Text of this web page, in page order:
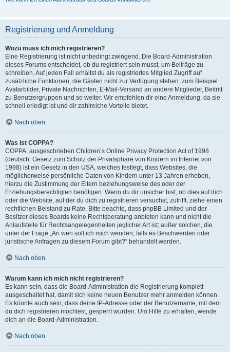
Registrierung und Anmeldung
Wozu muss ich mich registrieren?
Eine Registrierung ist nicht unbedingt zwingend. Die Board-Administration
dieses Forums entscheidet, ob du registriert sein musst, um Beiträge zu
schreiben. Auf jeden Fall erhältst du als registriertes Mitglied Zugriff auf
zusätzliche Funktionen, die Gästen nicht zur Verfügung stehen: zum Beispiel
Avatarbilder, Private Nachrichten, E-Mail-Versand an andere Mitglieder, Beitritt
zu Benutzergruppen und so weiter. Wir empfehlen dir eine Anmeldung, da sie
schnell erledigt ist und dir zahlreiche Vorteile bietet.
Nach oben
Was ist COPPA?
COPPA, ausgeschrieben Children’s Online Privacy Protection Act of 1998
(deutsch: Gesetz zum Schutz der Privatsphäre von Kindern im Internet von
1998) ist ein Gesetz in den USA, welches festlegt, dass Websites, die
möglicherweise persönliche Daten von Kindern unter 13 Jahren erheben,
hierzu die Zustimmung der Eltern beziehungsweise des oder der
Erziehungsberechtigten benötigen. Wenn du dir unsicher bist, ob dies auf dich
oder die Website, auf der du dich zu registrieren versuchst, zutrifft, ziehe einen
rechtlichen Beistand zu Rate. Bitte beachte, dass phpBB Limited und der
Besitzer dieses Boards keine Rechtsberatung anbieten kann und nicht die
Anlaufstelle für Rechtsangelegenheiten jeglicher Art ist; außer solchen, die
unter der Frage „An wen soll ich mich wenden, falls es Beschwerden oder
juristische Anfragen zu diesem Forum gibt?“ behandelt werden.
Nach oben
Warum kann ich mich nicht registrieren?
Es kann sein, dass die Board-Administration die Registrierung komplett
ausgeschaltet hat, damit sich keine neuen Benutzer mehr anmelden können.
Es könnte auch sein, dass deine IP-Adresse oder der Benutzername, mit dem
du dich registrieren möchtest, gesperrt wurden. Um Hilfe zu erhalten, wende
dich an die Board-Administration.
Nach oben